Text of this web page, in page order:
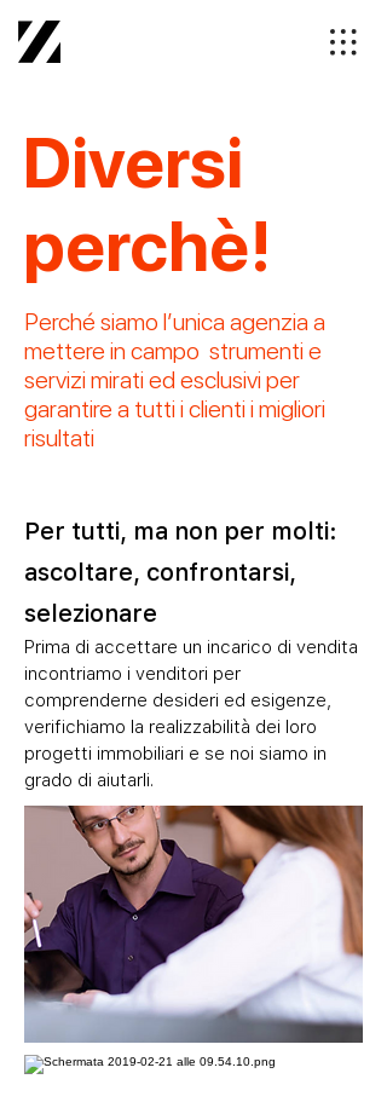
Diversi
perchè!
Perché siamo l’unica agenzia a
mettere in campo strumenti e
servizi mirati ed esclusivi per
garantire a tutti i clienti i migliori
risultati
Per tutti, ma non per molti:
ascoltare, confrontarsi,
selezionare
Prima di accettare un incarico di vendita
incontriamo i venditori per
comprenderne desideri ed esigenze,
verifichiamo la realizzabilità dei loro
progetti immobiliari e se noi siamo in
grado di aiutarli.